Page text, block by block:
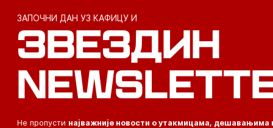
ЗАПОЧНИ ДАН УЗ КАФИЦУ И
ЗВЕЗДИН
Не пропусти најважније новости о утакмицама, дешавањима